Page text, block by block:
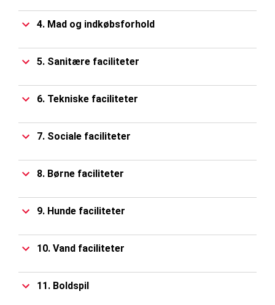
4. Mad og indkøbsforhold
5. Sanitære faciliteter
6. Tekniske faciliteter
7. Sociale faciliteter
8. Børne faciliteter
9. Hunde faciliteter
10. Vand faciliteter
11. Boldspil